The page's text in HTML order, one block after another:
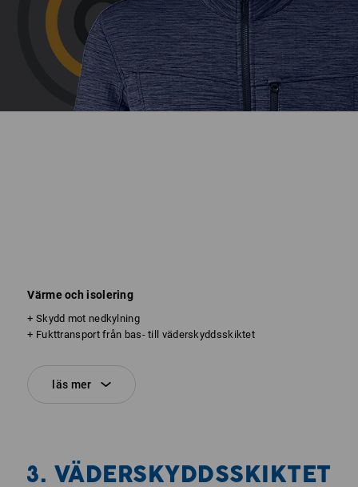
Värme och isolering
+ Skydd mot nedkylning
+ Fukttransport från bas- till väderskyddsskiktet
läs mer
3. VÄDERSKYDDSSKIKTET